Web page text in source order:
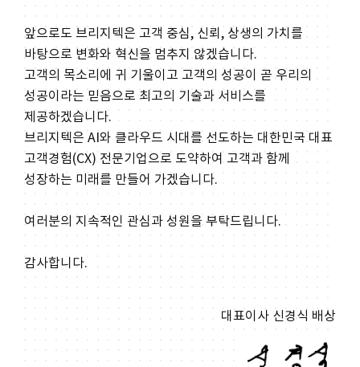
앞으로도 브리지텍은 고객 중심, 신뢰, 상생의 가치를
바탕으로 변화와 혁신을 멈추지 않겠습니다.
고객의 목소리에 귀 기울이고 고객의 성공이 곧 우리의
성공이라는 믿음으로 최고의 기술과 서비스를
제공하겠습니다.
브리지텍은 AI와 클라우드 시대를 선도하는 대한민국 대표
고객경험(CX) 전문기업으로 도약하여 고객과 함께
성장하는 미래를 만들어 가겠습니다.
여러분의 지속적인 관심과 성원을 부탁드립니다.
감사합니다.
대표이사 신경식 배상